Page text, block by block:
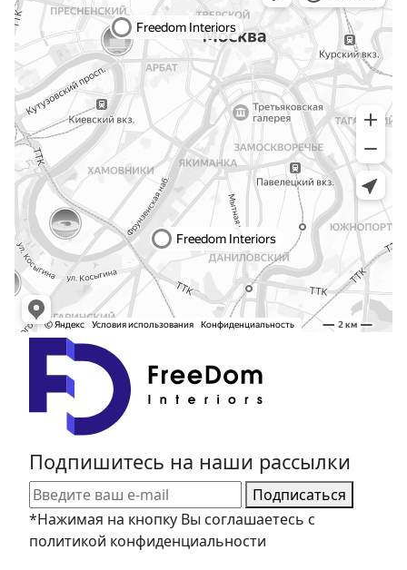
Подпишитесь на наши рассылки
Подписаться
*Нажимая на кнопку Вы соглашаетесь с
политикой конфиденциальности